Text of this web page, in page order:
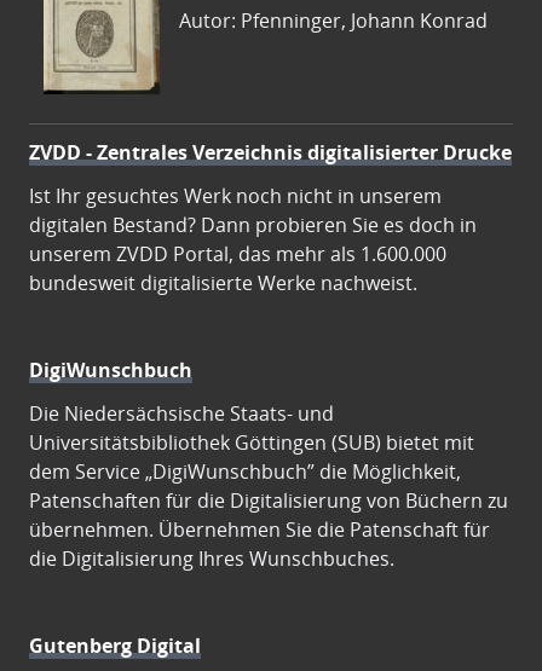
Autor: Pfenninger, Johann Konrad
ZVDD - Zentrales Verzeichnis digitalisierter Drucke
Ist Ihr gesuchtes Werk noch nicht in unserem
digitalen Bestand? Dann probieren Sie es doch in
unserem ZVDD Portal, das mehr als 1.600.000
bundesweit digitalisierte Werke nachweist.
DigiWunschbuch
Die Niedersächsische Staats- und
Universitätsbibliothek Göttingen (SUB) bietet mit
dem Service „DigiWunschbuch” die Möglichkeit,
Patenschaften für die Digitalisierung von Büchern zu
übernehmen. Übernehmen Sie die Patenschaft für
die Digitalisierung Ihres Wunschbuches.
Gutenberg Digital